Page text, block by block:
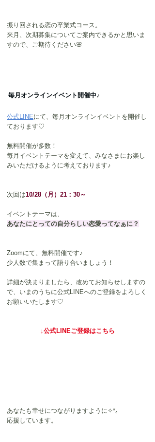
振り回される恋の卒業式コース。
来月、次期募集についてご案内できるかと思いま
すので、ご期待ください🌸
毎月オンラインイベント開催中♪
公式LINEにて、毎月オンラインイベントを開催し
ております♡
無料開催が多数！
毎月イベントテーマを変えて、みなさまにお楽し
みいただけるように考えております♪
次回は10/28（月）21：30～
イベントテーマは、
あなたにとっての自分らしい恋愛ってなぁに？
Zoomにて、無料開催です♪
少人数で集まって語り合いましょう！
詳細が決まりましたら、改めてお知らせしますの
で、いまのうちに公式LINEへのご登録をよろしく
お願いいたします♡
↓公式LINEご登録はこちら
あなたも幸せにつながりますように✧*｡
応援しています。